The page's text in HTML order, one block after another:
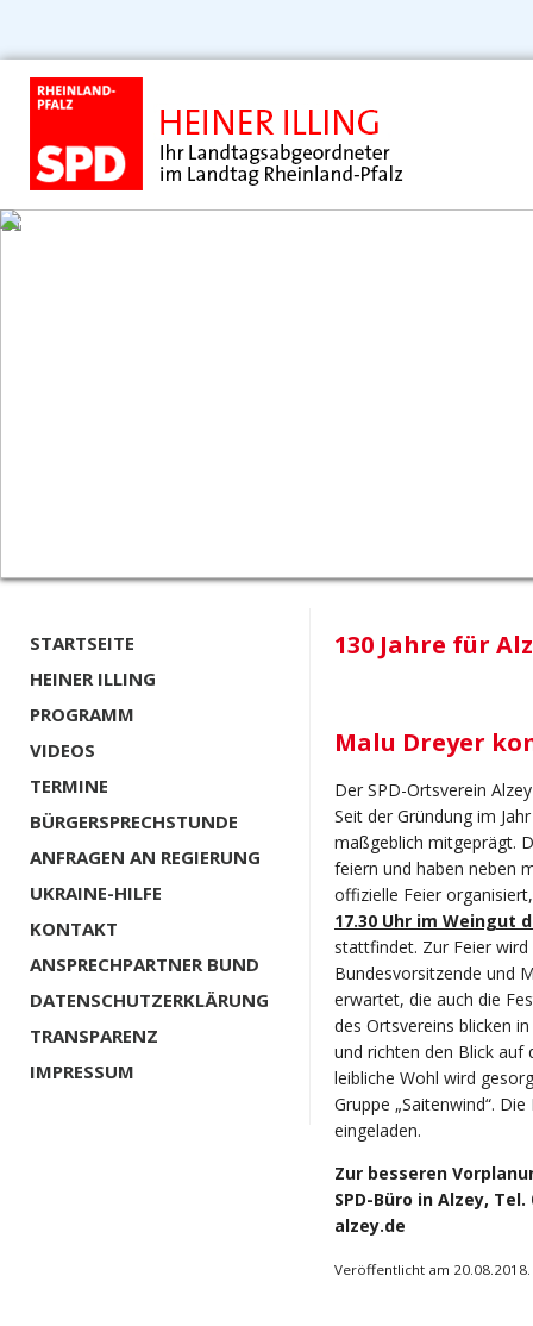
STARTSEITE
HEINER ILLING
PROGRAMM
VIDEOS
TERMINE
BÜRGERSPRECHSTUNDE
ANFRAGEN AN REGIERUNG
UKRAINE-HILFE
KONTAKT
ANSPRECHPARTNER BUND
DATENSCHUTZERKLÄRUNG
TRANSPARENZ
IMPRESSUM
130 Jahre für
Malu Dreyer
Der SPD-Ortsverein
Seit der Gründung im
maßgeblich mitgeprägt.
feiern und haben neben
offizielle Feier
17.30 Uhr im Weingut
stattfindet. Zur Feier
Bundesvorsitzende und
erwartet, die auch die
des Ortsvereins blicken
und richten den Blick auf
leibliche Wohl wird
Gruppe „Saitenwind“.
eingeladen.
Zur besseren
SPD-Büro in Alzey,
alzey.de
Veröffentlicht am 20.08.2018.